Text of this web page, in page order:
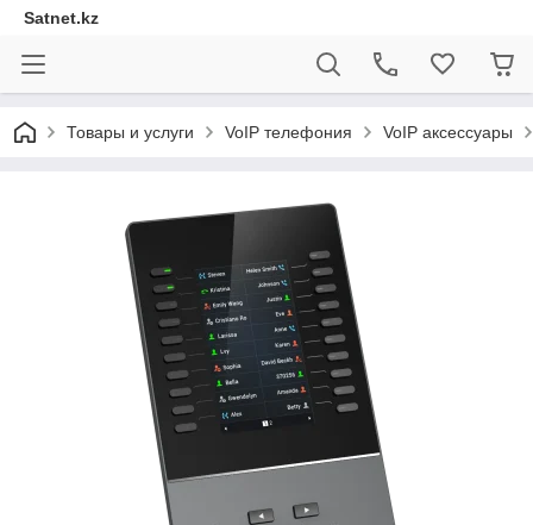
Satnet.kz
Товары и услуги VoIP телефония VoIP аксессуары